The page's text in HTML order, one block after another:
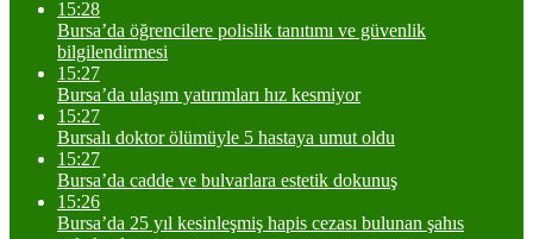
15:28
Bursa’da öğrencilere polislik tanıtımı ve güvenlik
bilgilendirmesi
15:27
Bursa’da ulaşım yatırımları hız kesmiyor
15:27
Bursalı doktor ölümüyle 5 hastaya umut oldu
15:27
Bursa’da cadde ve bulvarlara estetik dokunuş
15:26
Bursa’da 25 yıl kesinleşmiş hapis cezası bulunan şahıs